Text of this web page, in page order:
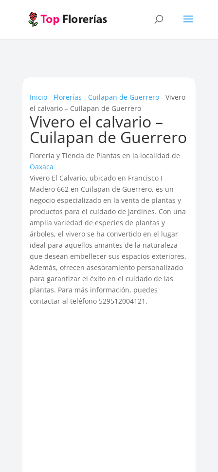
Inicio- Florerías - Cuilapan de Guerrero- Vivero
el calvario – Cuilapan de Guerrero
Vivero el calvario –
Cuilapan de Guerrero
Florería y Tienda de Plantas en la localidad de
Oaxaca
Vivero El Calvario, ubicado en Francisco I
Madero 662 en Cuilapan de Guerrero, es un
negocio especializado en la venta de plantas y
productos para el cuidado de jardines. Con una
amplia variedad de especies de plantas y
árboles, el vivero se ha convertido en el lugar
ideal para aquellos amantes de la naturaleza
que desean embellecer sus espacios exteriores.
Además, ofrecen asesoramiento personalizado
para garantizar el éxito en el cuidado de las
plantas. Para más información, puedes
contactar al teléfono 529512004121.